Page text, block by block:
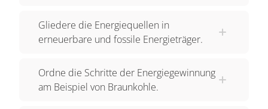
jeweils mehr als 300 Megawatt. Viele gewinnen
die elektrische Energie aus fossilen Rohstoffen,
Gliedere die Energiequellen in
erneuerbare und fossile Energieträger.
Ordne die Schritte der Energiegewinnung
am Beispiel von Braunkohle.